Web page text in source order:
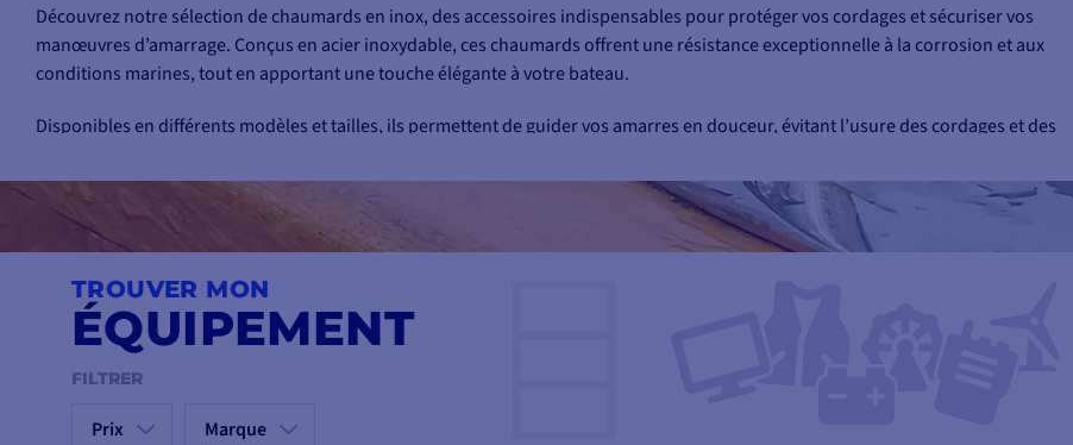
Découvrez notre sélection de chaumards en inox, des accessoires indispensables pour protéger vos cordages et sécuriser vos
manœuvres d’amarrage. Conçus en acier inoxydable, ces chaumards offrent une résistance exceptionnelle à la corrosion et aux
conditions marines, tout en apportant une touche élégante à votre bateau.
Disponibles en différents modèles et tailles, ils permettent de guider vos amarres en douceur, évitant l’usure des cordages et des
plus exigeants. Que vous soyez plaisancier ou professionnel, ces chaumards en inox combinent fiabilité, efficacité et design soigné
pour des manœuvres toujours sécurisées.
TROUVER MON
ÉQUIPEMENT
FILTRER
Prix Marque